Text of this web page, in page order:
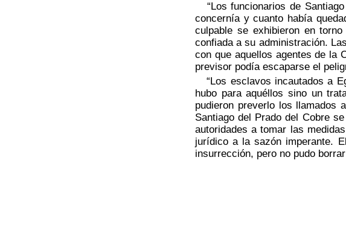
“Los funcionarios de
concernía y cuanto había
culpable se exhibieron en
confiada a su administración.
con que aquellos agentes de la
previsor podía escaparse el
“Los esclavos incautados a
hubo para aquéllos sino un
pudieron preverlo los llamados
Santiago del Prado del Cobre
autoridades a tomar las
jurídico a la sazón imperante.
insurrección, pero no pudo